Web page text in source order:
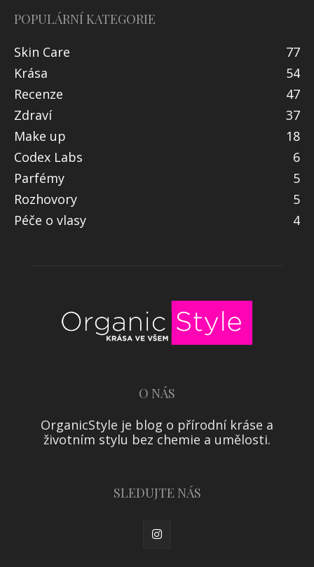
POPULÁRNÍ KATEGORIE
Skin Care
77
Krása
54
Recenze
47
Zdraví
37
Make up
18
Codex Labs
6
Parfémy
5
Rozhovory
5
Péče o vlasy
4
O NÁS
OrganicStyle je blog o přírodní kráse a
životním stylu bez chemie a umělosti.
SLEDUJTE NÁS